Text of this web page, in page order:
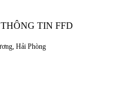
TIN FFD
Hải Phòng